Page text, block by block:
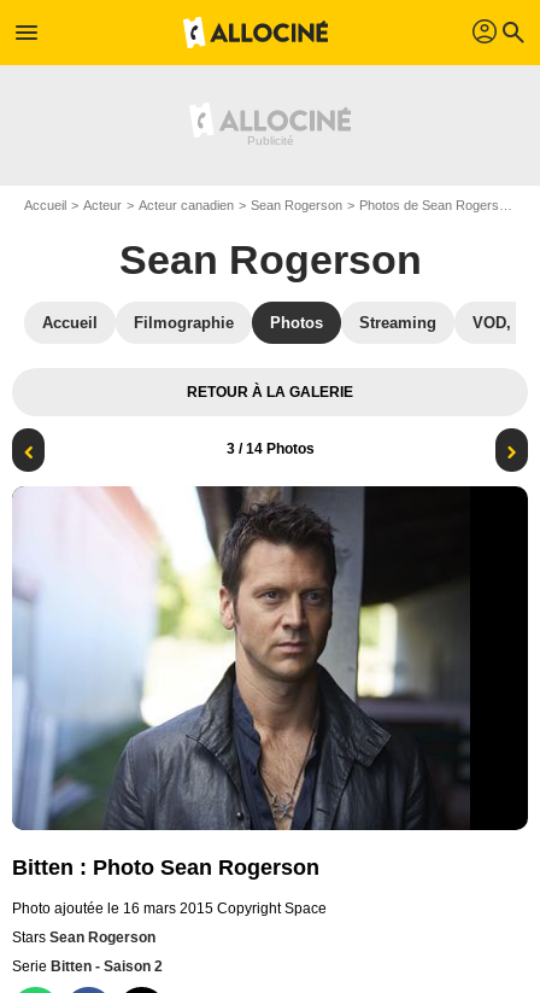
menu profil search
Accueil Acteur Acteur canadien Sean Rogerson Photos de Sean Rogerson
Sean Rogerson
Accueil Filmographie Photos Streaming VOD,
RETOUR À LA GALERIE
3/ 14 Photos
Bitten : Photo Sean Rogerson
Photo ajoutée le 16 mars 2015 Copyright Space
Stars Sean Rogerson
Serie Bitten - Saison 2